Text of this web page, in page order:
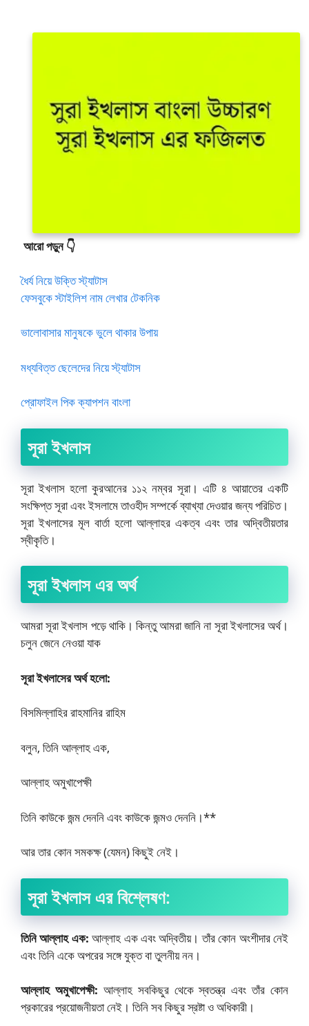
আরো পড়ুন 👇
ধৈর্য নিয়ে উক্তি স্ট্যাটাস
ফেসবুকে স্টাইলিশ নাম লেখার টেকনিক
ভালোবাসার মানুষকে ভুলে থাকার উপায়
মধ্যবিত্ত ছেলেদের নিয়ে স্ট্যাটাস
প্রোফাইল পিক ক্যাপশন বাংলা
সূরা ইখলাস
সূরা ইখলাস হলো কুরআনের ১১২ নম্বর সূরা। এটি ৪ আয়াতের একটি
সংক্ষিপ্ত সূরা এবং ইসলামে তাওহীদ সম্পর্কে ব্যাখ্যা দেওয়ার জন্য পরিচিত।
সূরা ইখলাসের মূল বার্তা হলো আল্লাহর একত্ব এবং তার অদ্বিতীয়তার
স্বীকৃতি।
সূরা ইখলাস এর অর্থ
আমরা সূরা ইখলাস পড়ে থাকি। কিন্তু আমরা জানি না সূরা ইখলাসের অর্থ।
চলুন জেনে নেওয়া যাক
সূরা ইখলাসের অর্থ হলো:
বিসমিল্লাহির রাহমানির রাহিম
বলুন, তিনি আল্লাহ এক,
আল্লাহ অমুখাপেক্ষী
তিনি কাউকে জন্ম দেননি এবং কাউকে জন্মও দেননি।**
আর তার কোন সমকক্ষ (যেমন) কিছুই নেই।
সূরা ইখলাস এর বিশ্লেষণ:
তিনি আল্লাহ এক: আল্লাহ এক এবং অদ্বিতীয়। তাঁর কোন অংশীদার নেই
এবং তিনি একে অপরের সঙ্গে যুক্ত বা তুলনীয় নন।
আল্লাহ অমুখাপেক্ষী: আল্লাহ সবকিছুর থেকে স্বতন্ত্র এবং তাঁর কোন
প্রকারের প্রয়োজনীয়তা নেই। তিনি সব কিছুর স্রষ্টা ও অধিকারী।